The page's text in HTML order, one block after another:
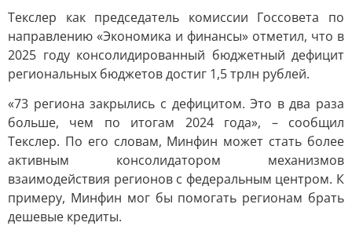
Текслер как председатель комиссии Госсовета по
направлению «Экономика и финансы» отметил, что в
2025 году консолидированный бюджетный дефицит
региональных бюджетов достиг 1,5 трлн рублей.
«73 региона закрылись с дефицитом. Это в два раза
больше, чем по итогам 2024 года», – сообщил
Текслер. По его словам, Минфин может стать более
активным консолидатором механизмов
взаимодействия регионов с федеральным центром. К
примеру, Минфин мог бы помогать регионам брать
дешевые кредиты.